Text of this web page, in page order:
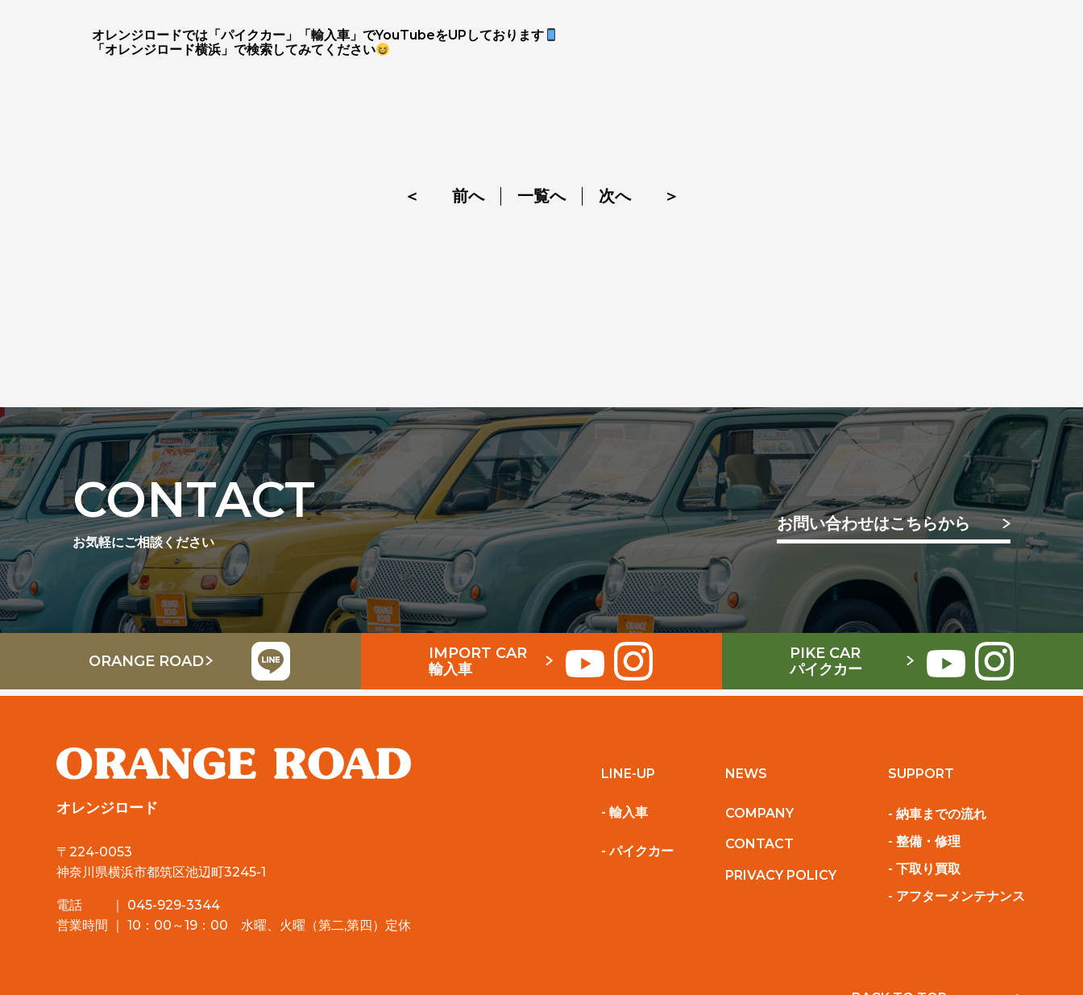
オレンジロードでは「パイクカー」「輸入車」でYouTubeをUPしております
「オレンジロード横浜」で検索してみてください
＜ 前へ 一覧へ 次へ ＞
CONTACT
お気軽にご相談ください
お問い合わせはこちらから
ORANGE ROAD
IMPORT CAR
輸入車
PIKE CAR
パイクカー
オレンジロード
〒224-0053
神奈川県横浜市都筑区池辺町3245-1
電話 ｜ 045-929-3344
営業時間 ｜ 10：00～19：00 水曜、火曜（第二,第四）定休
LINE-UP
- 輸入車
- パイクカー
NEWS
COMPANY
CONTACT
PRIVACY POLICY
SUPPORT
- 納車までの流れ
- 整備・修理
- 下取り買取
- アフターメンテナンス